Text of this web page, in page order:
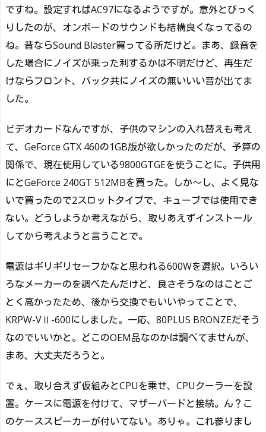
ですね。設定すればAC97になるようですが。意外とびっく
りしたのが、オンボードのサウンドも結構良くなってるの
ね。昔ならSound Blaster買ってる所だけど。まあ、録音を
した場合にノイズが乗った利するかは不明だけど、再生だ
けならフロント、バック共にノイズの無いいい音が出てま
した。
ビデオカードなんですが、子供のマシンの入れ替えも考え
て、GeForce GTX 460の1GB版が欲しかったのだが、予算の
関係で、現在使用している9800GTGEを使うことに。子供用
にとGeForce 240GT 512MBを買った。しか～し、よく見な
いで買ったので2スロットタイプで、キューブでは使用でき
ない。どうしようか考えながら、取りあえずインストール
してから考えようと言うことで。
電源はギリギリセーフかなと思われる600Wを選択。いろい
ろなメーカーのを調べたんだけど、良さそうなのはことご
とく高かったため、後から交換でもいいやってことで、
KRPW-VⅡ-600にしました。一応、80PLUS BRONZEだそう
なのでいいかと。どこのOEM品なのかは調べてませんが、
まあ、大丈夫だろうと。
でぇ、取り合えず仮組みとCPUを乗せ、CPUクーラーを設
置。ケースに電源を付けて、マザーバードと接続。ん？こ
のケーススピーカーが付いてない。ありゃ。これ参りまし